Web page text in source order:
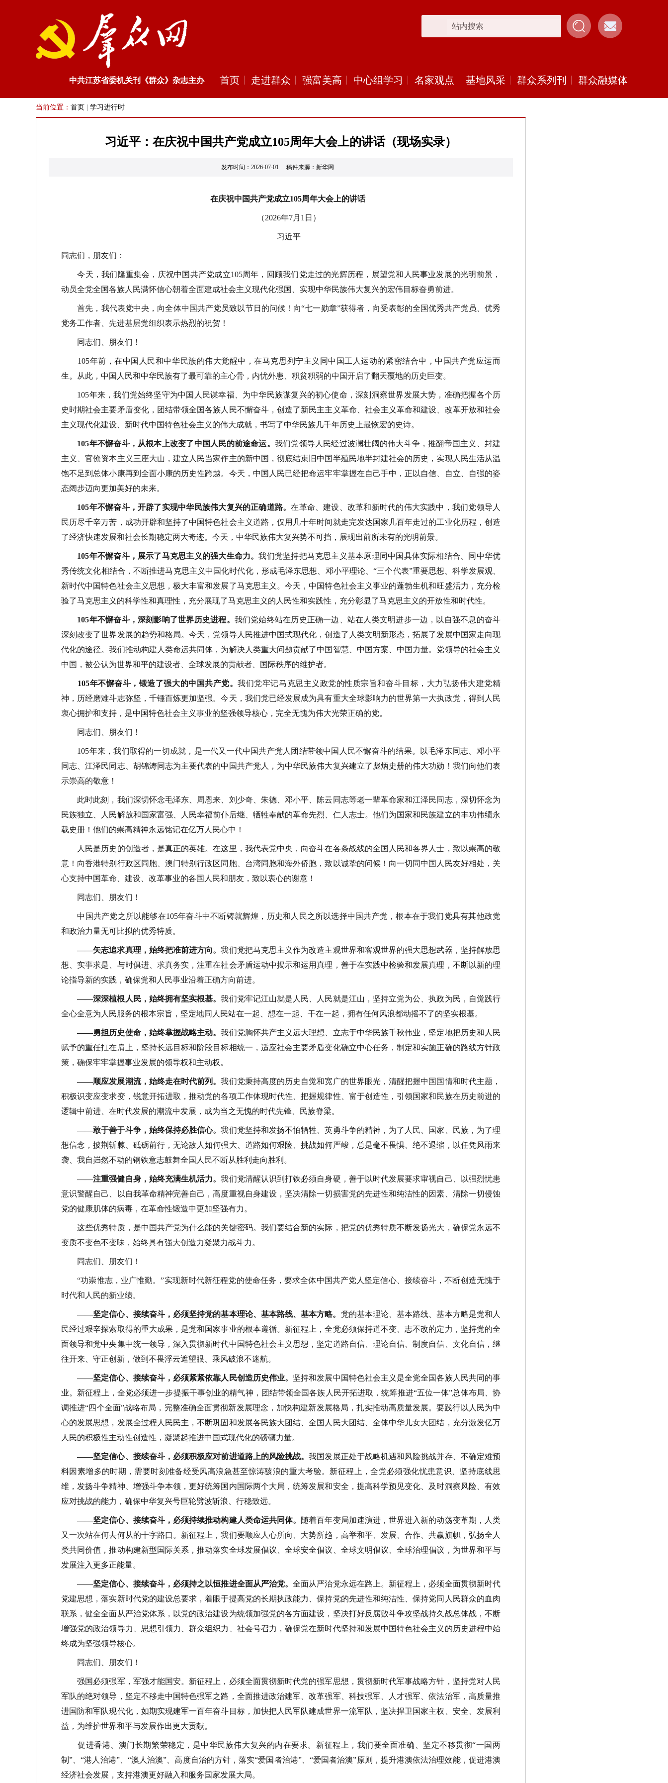
中共江苏省委机关刊《群众》杂志主办 首页 走进群众 强富美高 中心组学习 名家观点 基地风采 群众系列刊 群众融媒体
当前位置： 首页 学习进行时
习近平：在庆祝中国共产党成立105周年大会上的讲话（现场实录）
发布时间：2026-07-01 稿件来源：新华网
在庆祝中国共产党成立105周年大会上的讲话
（2026年7月1日）
习近平
同志们，朋友们：
今天，我们隆重集会，庆祝中国共产党成立105周年，回顾我们党走过的光辉历程，展望党和人民事业发展的光明前景，
动员全党全国各族人民满怀信心朝着全面建成社会主义现代化强国、实现中华民族伟大复兴的宏伟目标奋勇前进。
首先，我代表党中央，向全体中国共产党员致以节日的问候！向“七一勋章”获得者，向受表彰的全国优秀共产党员、优秀
党务工作者、先进基层党组织表示热烈的祝贺！
同志们、朋友们！
105年前，在中国人民和中华民族的伟大觉醒中，在马克思列宁主义同中国工人运动的紧密结合中，中国共产党应运而
生。从此，中国人民和中华民族有了最可靠的主心骨，内忧外患、积贫积弱的中国开启了翻天覆地的历史巨变。
105年来，我们党始终坚守为中国人民谋幸福、为中华民族谋复兴的初心使命，深刻洞察世界发展大势，准确把握各个历
史时期社会主要矛盾变化，团结带领全国各族人民不懈奋斗，创造了新民主主义革命、社会主义革命和建设、改革开放和社会
主义现代化建设、新时代中国特色社会主义的伟大成就，书写了中华民族几千年历史上最恢宏的史诗。
105年不懈奋斗，从根本上改变了中国人民的前途命运。 我们党领导人民经过波澜壮阔的伟大斗争，推翻帝国主义、封建
主义、官僚资本主义三座大山，建立人民当家作主的新中国，彻底结束旧中国半殖民地半封建社会的历史，实现人民生活从温
饱不足到总体小康再到全面小康的历史性跨越。今天，中国人民已经把命运牢牢掌握在自己手中，正以自信、自立、自强的姿
态阔步迈向更加美好的未来。
105年不懈奋斗，开辟了实现中华民族伟大复兴的正确道路。在革命、建设、改革和新时代的伟大实践中，我们党领导人
民历尽千辛万苦，成功开辟和坚持了中国特色社会主义道路，仅用几十年时间就走完发达国家几百年走过的工业化历程，创造
了经济快速发展和社会长期稳定两大奇迹。今天，中华民族伟大复兴势不可挡，展现出前所未有的光明前景。
105年不懈奋斗，展示了马克思主义的强大生命力。我们党坚持把马克思主义基本原理同中国具体实际相结合、同中华优
秀传统文化相结合，不断推进马克思主义中国化时代化，形成毛泽东思想、邓小平理论、“三个代表”重要思想、科学发展观、
新时代中国特色社会主义思想，极大丰富和发展了马克思主义。今天，中国特色社会主义事业的蓬勃生机和旺盛活力，充分检
验了马克思主义的科学性和真理性，充分展现了马克思主义的人民性和实践性，充分彰显了马克思主义的开放性和时代性。
105年不懈奋斗，深刻影响了世界历史进程。 我们党始终站在历史正确一边、站在人类文明进步一边，以自强不息的奋斗
深刻改变了世界发展的趋势和格局。今天，党领导人民推进中国式现代化，创造了人类文明新形态，拓展了发展中国家走向现
代化的途径。我们推动构建人类命运共同体，为解决人类重大问题贡献了中国智慧、中国方案、中国力量。党领导的社会主义
中国，被公认为世界和平的建设者、全球发展的贡献者、国际秩序的维护者。
105年不懈奋斗，锻造了强大的中国共产党。我们党牢记马克思主义政党的性质宗旨和奋斗目标，大力弘扬伟大建党精
神，历经磨难斗志弥坚，千锤百炼更加坚强。今天，我们党已经发展成为具有重大全球影响力的世界第一大执政党，得到人民
衷心拥护和支持，是中国特色社会主义事业的坚强领导核心，完全无愧为伟大光荣正确的党。
同志们、朋友们！
105年来，我们取得的一切成就，是一代又一代中国共产党人团结带领中国人民不懈奋斗的结果。以毛泽东同志、邓小平
同志、江泽民同志、胡锦涛同志为主要代表的中国共产党人，为中华民族伟大复兴建立了彪炳史册的伟大功勋！我们向他们表
示崇高的敬意！
此时此刻，我们深切怀念毛泽东、周恩来、刘少奇、朱德、邓小平、陈云同志等老一辈革命家和江泽民同志，深切怀念为
民族独立、人民解放和国家富强、人民幸福前仆后继、牺牲奉献的革命先烈、仁人志士。他们为国家和民族建立的丰功伟绩永
载史册！他们的崇高精神永远铭记在亿万人民心中！
人民是历史的创造者，是真正的英雄。在这里，我代表党中央，向奋斗在各条战线的全国人民和各界人士，致以崇高的敬
意！向香港特别行政区同胞、澳门特别行政区同胞、台湾同胞和海外侨胞，致以诚挚的问候！向一切同中国人民友好相处，关
心支持中国革命、建设、改革事业的各国人民和朋友，致以衷心的谢意！
同志们、朋友们！
中国共产党之所以能够在105年奋斗中不断铸就辉煌，历史和人民之所以选择中国共产党，根本在于我们党具有其他政党
和政治力量无可比拟的优秀特质。
——矢志追求真理，始终把准前进方向。我们党把马克思主义作为改造主观世界和客观世界的强大思想武器，坚持解放思
想、实事求是、与时俱进、求真务实，注重在社会矛盾运动中揭示和运用真理，善于在实践中检验和发展真理，不断以新的理
论指导新的实践，确保党和人民事业沿着正确方向前进。
——深深植根人民，始终拥有坚实根基。我们党牢记江山就是人民、人民就是江山，坚持立党为公、执政为民，自觉践行
全心全意为人民服务的根本宗旨，坚定地同人民站在一起、想在一起、干在一起，拥有任何风浪都动摇不了的坚实根基。
——勇担历史使命，始终掌握战略主动。我们党胸怀共产主义远大理想、立志于中华民族千秋伟业，坚定地把历史和人民
赋予的重任扛在肩上，坚持长远目标和阶段目标相统一，适应社会主要矛盾变化确立中心任务，制定和实施正确的路线方针政
策，确保牢牢掌握事业发展的领导权和主动权。
——顺应发展潮流，始终走在时代前列。我们党秉持高度的历史自觉和宽广的世界眼光，清醒把握中国国情和时代主题，
积极识变应变求变，锐意开拓进取，推动党的各项工作体现时代性、把握规律性、富于创造性，引领国家和民族在历史前进的
逻辑中前进、在时代发展的潮流中发展，成为当之无愧的时代先锋、民族脊梁。
——敢于善于斗争，始终保持必胜信心。我们党坚持和发扬不怕牺牲、英勇斗争的精神，为了人民、国家、民族，为了理
想信念，披荆斩棘、砥砺前行，无论敌人如何强大、道路如何艰险、挑战如何严峻，总是毫不畏惧、绝不退缩，以任凭风雨来
袭、我自岿然不动的钢铁意志鼓舞全国人民不断从胜利走向胜利。
——注重强健自身，始终充满生机活力。我们党清醒认识到打铁必须自身硬，善于以时代发展要求审视自己、以强烈忧患
意识警醒自己、以自我革命精神完善自己，高度重视自身建设，坚决清除一切损害党的先进性和纯洁性的因素、清除一切侵蚀
党的健康肌体的病毒，在革命性锻造中更加坚强有力。
这些优秀特质，是中国共产党为什么能的关键密码。我们要结合新的实际，把党的优秀特质不断发扬光大，确保党永远不
变质不变色不变味，始终具有强大创造力凝聚力战斗力。
同志们、朋友们！
“功崇惟志，业广惟勤。”实现新时代新征程党的使命任务，要求全体中国共产党人坚定信心、接续奋斗，不断创造无愧于
时代和人民的新业绩。
——坚定信心、接续奋斗，必须坚持党的基本理论、基本路线、基本方略。 党的基本理论、基本路线、基本方略是党和人
民经过艰辛探索取得的重大成果，是党和国家事业的根本遵循。新征程上，全党必须保持道不变、志不改的定力，坚持党的全
面领导和党中央集中统一领导，深入贯彻新时代中国特色社会主义思想，坚定道路自信、理论自信、制度自信、文化自信，继
往开来、守正创新，做到不畏浮云遮望眼、乘风破浪不迷航。
——坚定信心、接续奋斗，必须紧紧依靠人民创造历史伟业。 坚持和发展中国特色社会主义是全党全国各族人民共同的事
业。新征程上，全党必须进一步提振干事创业的精气神，团结带领全国各族人民开拓进取，统筹推进“五位一体”总体布局、协
调推进“四个全面”战略布局，完整准确全面贯彻新发展理念，加快构建新发展格局，扎实推动高质量发展。要践行以人民为中
心的发展思想，发展全过程人民民主，不断巩固和发展各民族大团结、全国人民大团结、全体中华儿女大团结，充分激发亿万
人民的积极性主动性创造性，凝聚起推进中国式现代化的磅礴力量。
——坚定信心、接续奋斗，必须积极应对前进道路上的风险挑战。我国发展正处于战略机遇和风险挑战并存、不确定难预
料因素增多的时期，需要时刻准备经受风高浪急甚至惊涛骇浪的重大考验。新征程上，全党必须强化忧患意识、坚持底线思
维，发扬斗争精神、增强斗争本领，更好统筹国内国际两个大局，统筹发展和安全，提高科学预见变化、及时洞察风险、有效
应对挑战的能力，确保中华复兴号巨轮劈波斩浪、行稳致远。
——坚定信心、接续奋斗，必须持续推动构建人类命运共同体。
随着百年变局加速演进，世界进入新的动荡变革期，人类
又一次站在何去何从的十字路口。新征程上，我们要顺应人心所向、大势所趋，高举和平、发展、合作、共赢旗帜，弘扬全人
类共同价值，推动构建新型国际关系，推动落实全球发展倡议、全球安全倡议、全球文明倡议、全球治理倡议，为世界和平与
发展注入更多正能量。
——坚定信心、接续奋斗，必须持之以恒推进全面从严治党。全面从严治党永远在路上。新征程上，必须全面贯彻新时代
党建思想，落实新时代党的建设总要求，着眼于提高党的长期执政能力、保持党的先进性和纯洁性、保持党同人民群众的血肉
联系，健全全面从严治党体系，以党的政治建设为统领加强党的各方面建设，坚决打好反腐败斗争攻坚战持久战总体战，不断
增强党的政治领导力、思想引领力、群众组织力、社会号召力，确保党在新时代坚持和发展中国特色社会主义的历史进程中始
终成为坚强领导核心。
同志们、朋友们！
强国必须强军，军强才能国安。新征程上，必须全面贯彻新时代党的强军思想，贯彻新时代军事战略方针，坚持党对人民
军队的绝对领导，坚定不移走中国特色强军之路，全面推进政治建军、改革强军、科技强军、人才强军、依法治军，高质量推
进国防和军队现代化，如期实现建军一百年奋斗目标，加快把人民军队建成世界一流军队，坚决捍卫国家主权、安全、发展利
益，为维护世界和平与发展作出更大贡献。
促进香港、澳门长期繁荣稳定，是中华民族伟大复兴的内在要求。新征程上，我们要全面准确、坚定不移贯彻“一国两
制”、“港人治港”、“澳人治澳”、高度自治的方针，落实“爱国者治港”、“爱国者治澳”原则，提升港澳依法治理效能，促进港澳
经济社会发展，支持港澳更好融入和服务国家发展大局。